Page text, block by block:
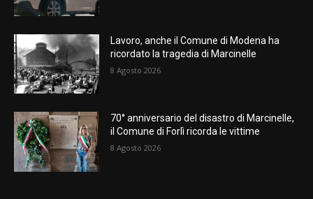
Lavoro, anche il Comune di Modena ha
ricordato la tragedia di Marcinelle
8 Agosto 2026
70° anniversario del disastro di Marcinelle,
il Comune di Forlì ricorda le vittime
8 Agosto 2026